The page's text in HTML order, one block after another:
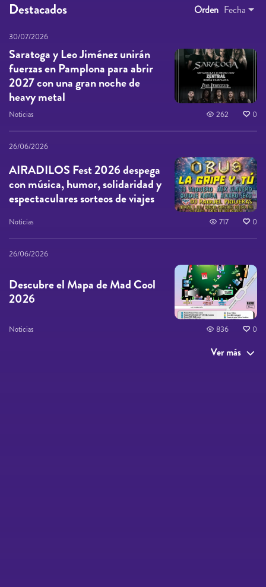
Destacados Orden Fecha
30/07/2026
Saratoga y Leo Jiménez unirán
fuerzas en Pamplona para abrir
2027 con una gran noche de
heavy metal
Noticias 262 0
26/06/2026
AIRADILOS Fest 2026 despega
con música, humor, solidaridad y
espectaculares sorteos de viajes
Noticias 717 0
26/06/2026
Descubre el Mapa de Mad Cool
2026
Noticias 836 0
Ver más